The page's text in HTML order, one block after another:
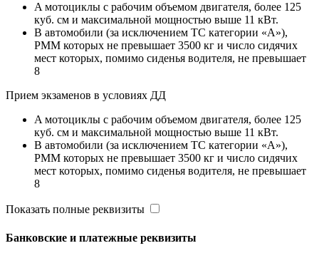
A мотоциклы с рабочим объемом двигателя, более 125
куб. см и максимальной мощностью выше 11 кВт.
B автомобили (за исключением ТС категории «A»),
РММ которых не превышает 3500 кг и число сидячих
мест которых, помимо сиденья водителя, не превышает
8
Прием экзаменов в условиях ДД
A мотоциклы с рабочим объемом двигателя, более 125
куб. см и максимальной мощностью выше 11 кВт.
B автомобили (за исключением ТС категории «A»),
РММ которых не превышает 3500 кг и число сидячих
мест которых, помимо сиденья водителя, не превышает
8
Показать полные реквизиты
Банковские и платежные реквизиты